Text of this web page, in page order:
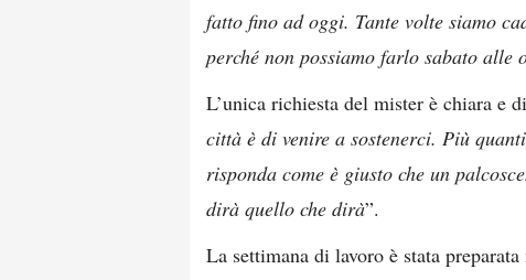
fatto fino ad oggi. Tante volte siamo
perché non possiamo farlo sabato alle
L’unica richiesta del mister è chiara e
città è di venire a sostenerci. Più
risponda come è giusto che un
dirà quello che dirà”.
La settimana di lavoro è stata